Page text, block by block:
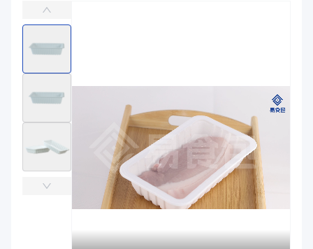
221330
烤箱袋
SE53
热收缩
袋
拉伸膜
主要应用于冷鲜畜肉类、水产品、禽肉类等食品气调包装
产品卖点：保鲜性强、材质安全、设计精良
应用场景：主要应用于冷鲜畜肉类、水产品、禽肉类等食品气调包装
￥0.48 ~ ￥0.51
商品参数
气调托盒
PP/PE、PP、PE
178
38、34